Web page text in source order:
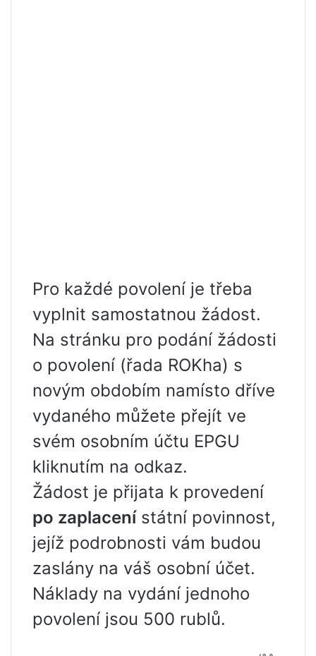
Pro každé povolení je třeba
vyplnit samostatnou žádost.
Na stránku pro podání žádosti
o povolení (řada ROKha) s
novým obdobím namísto dříve
vydaného můžete přejít ve
svém osobním účtu EPGU
kliknutím na odkaz.
Žádost je přijata k provedení
po zaplacenístátní povinnost,
jejíž podrobnosti vám budou
zaslány na váš osobní účet.
Náklady na vydání jednoho
povolení jsou 500 rublů.